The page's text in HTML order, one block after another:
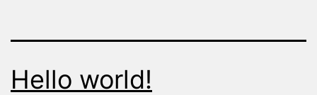
Hello world!